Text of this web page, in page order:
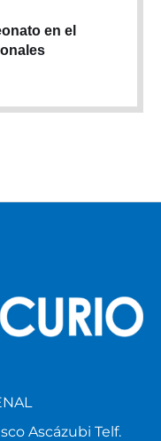
en el
Ascázubi Telf.